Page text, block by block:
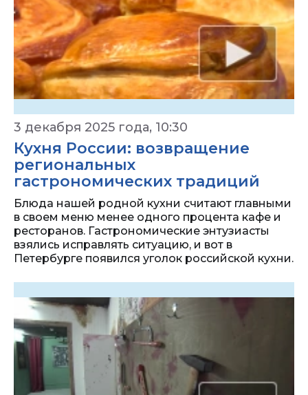
3 декабря 2025 года, 10:30
Кухня России: возвращение
региональных
гастрономических традиций
Блюда нашей родной кухни считают главными
в своем меню менее одного процента кафе и
ресторанов. Гастрономические энтузиасты
взялись исправлять ситуацию, и вот в
Петербурге появился уголок российской кухни.